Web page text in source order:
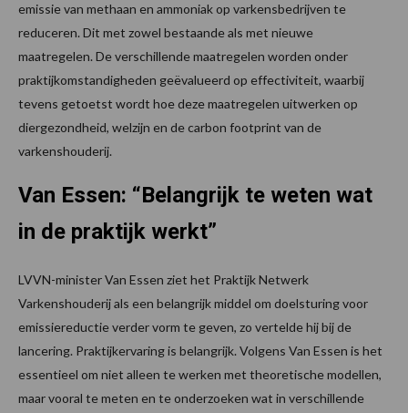
emissie van methaan en ammoniak op varkensbedrijven te
reduceren. Dit met zowel bestaande als met nieuwe
maatregelen. De verschillende maatregelen worden onder
praktijkomstandigheden geëvalueerd op effectiviteit, waarbij
tevens getoetst wordt hoe deze maatregelen uitwerken op
diergezondheid, welzijn en de carbon footprint van de
varkenshouderij.
Van Essen: “Belangrijk te weten wat
in de praktijk werkt”
LVVN-minister Van Essen ziet het Praktijk Netwerk
Varkenshouderij als een belangrijk middel om doelsturing voor
emissiereductie verder vorm te geven, zo vertelde hij bij de
lancering. Praktijkervaring is belangrijk. Volgens Van Essen is het
essentieel om niet alleen te werken met theoretische modellen,
maar vooral te meten en te onderzoeken wat in verschillende